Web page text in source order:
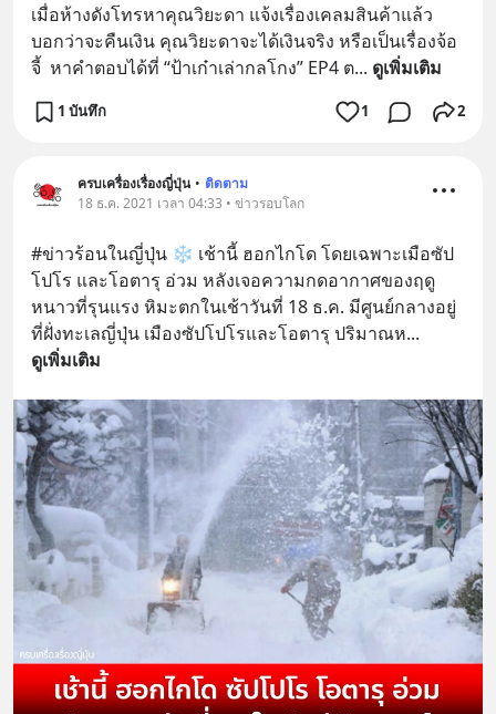
เมื่อห้างดังโทรหาคุณวิยะดา แจ้งเรื่องเคลมสินค้าแล้ว
บอกว่าจะคืนเงิน คุณวิยะดาจะได้เงินจริง หรือเป็นเรื่องจ้อ
จี้  หาคำตอบได้ที่ “ป้าเก๋าเล่ากลโกง” EP4 ต... ดูเพิ่มเติม
1 บันทึก 1 2
ครบเครื่องเรื่องญี่ปุ่น • ติดตาม
18 ธ.ค. 2021 เวลา 04:33 • ข่าวรอบโลก
#ข่าวร้อนในญี่ปุ่น ❄ เช้านี้ ฮอกไกโด โดยเฉพาะเมือซัป
โปโร และโอตารุ อ่วม หลังเจอความกดอากาศของฤดู
หนาวที่รุนแรง หิมะตกในเช้าวันที่ 18 ธ.ค. มีศูนย์กลางอยู่
ที่ฝั่งทะเลญี่ปุ่น เมืองซัปโปโรและโอตารุ ปริมาณห...
ดูเพิ่มเติม